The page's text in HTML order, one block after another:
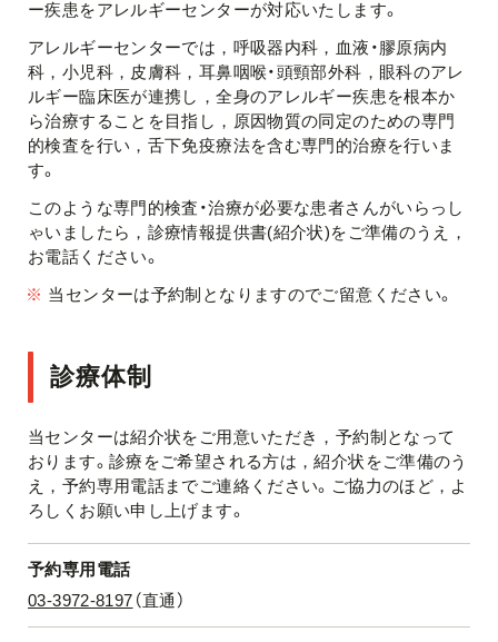
ー疾患をアレルギーセンターが対応いたします。
アレルギーセンターでは，呼吸器内科，血液・膠原病内
科，小児科，皮膚科，耳鼻咽喉・頭頸部外科，眼科のアレ
ルギー臨床医が連携し，全身のアレルギー疾患を根本か
ら治療することを目指し，原因物質の同定のための専門
的検査を行い，舌下免疫療法を含む専門的治療を行いま
す。
このような専門的検査・治療が必要な患者さんがいらっし
ゃいましたら，診療情報提供書(紹介状)をご準備のうえ，
お電話ください。
※ 当センターは予約制となりますのでご留意ください。
診療体制
当センターは紹介状をご用意いただき，予約制となって
おります。診療をご希望される方は，紹介状をご準備のう
え，予約専用電話までご連絡ください。ご協力のほど，よ
ろしくお願い申し上げます。
予約専用電話
03-3972-8197 （直通）